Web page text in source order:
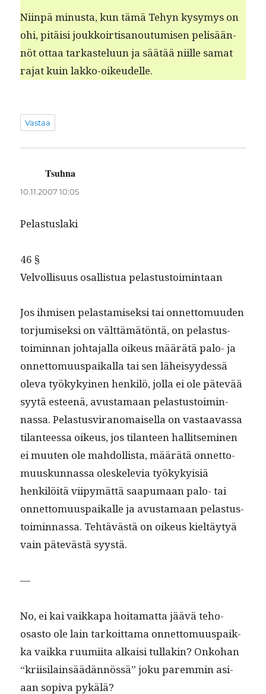
Niin­pä minus­ta, kun tämä Tehyn kysymys on
ohi, pitäisi joukkoir­ti­sanou­tu­misen pelisään­
nöt ottaa tarkastelu­un ja säätää niille samat
rajat kuin lakko-oikeudelle.
Vastaa
Tsuhna
10.11.2007 10:05
Pelas­tus­la­ki
46 §
Velvol­lisu­us osal­lis­tua pelastustoimintaan
Jos ihmisen pelas­tamisek­si tai onnet­to­muu­den
tor­ju­misek­si on vält­tämätön­tä, on pelas­tus­
toimin­nan johta­jal­la oikeus määrätä palo- ja
onnet­to­muu­s­paikalla tai sen läheisyy­dessä
ole­va työkykyi­nen henkilö, jol­la ei ole pätevää
syytä esteenä, avus­ta­maan pelas­tus­toimin­
nas­sa. Pelas­tusvi­ra­nomaisel­la on vas­taavas­sa
tilanteessa oikeus, jos tilanteen hal­lit­sem­i­nen
ei muuten ole mah­dol­lista, määrätä onnet­to­
muuskun­nas­sa oleskele­via työkyky­isiä
henkilöitä viipymät­tä saa­pumaan palo- tai
onnet­to­muu­s­paikalle ja avus­ta­maan pelas­tus­
toimin­nas­sa. Tehtävästä on oikeus kieltäy­tyä
vain pätevästä syystä.
—
No, ei kai vaikka­pa hoita­mat­ta jäävä teho-
osas­to ole lain tarkoit­ta­ma onnet­to­muu­s­paik­
ka vaik­ka ruumi­ita alka­isi tul­lakin? Onko­han
“kri­isi­lain­säädän­nössä” joku parem­min asi­
aan sopi­va pykälä?